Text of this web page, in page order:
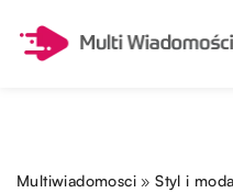
Multiwiadomosci »Styl i moda